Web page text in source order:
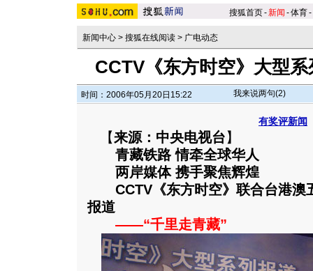
搜狐首页-新闻 -体育-
新闻中心 > 搜狐在线阅读 > 广电动态
CCTV《东方时空》大型
时间：2006年05月20日15:22 我来说两句(2)
有奖评新闻
【来源：中央电视台】
青藏铁路 情牵全球华人
两岸媒体 携手聚焦辉煌
CCTV《东方时空》联合台港
报道
——“千里走青藏”